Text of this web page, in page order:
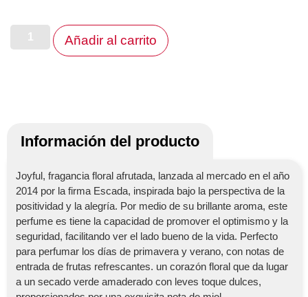
Añadir al carrito
Información del producto
Joyful, fragancia floral afrutada, lanzada al mercado en el año
2014 por la firma Escada, inspirada bajo la perspectiva de la
positividad y la alegría. Por medio de su brillante aroma, este
perfume es tiene la capacidad de promover el optimismo y la
seguridad, facilitando ver el lado bueno de la vida. Perfecto
para perfumar los días de primavera y verano, con notas de
entrada de frutas refrescantes. un corazón floral que da lugar
a un secado verde amaderado con leves toque dulces,